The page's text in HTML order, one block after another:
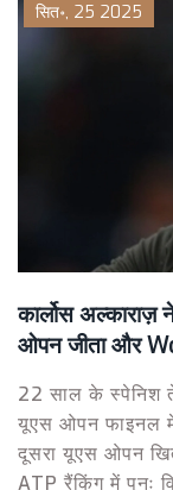
सित॰, 25 2025
कार्लोस
ओपन जीता और
22 साल के स्पेनिश
यूएस ओपन फाइनल
दूसरा यूएस ओपन
ATP रैंकिंग में पुनः